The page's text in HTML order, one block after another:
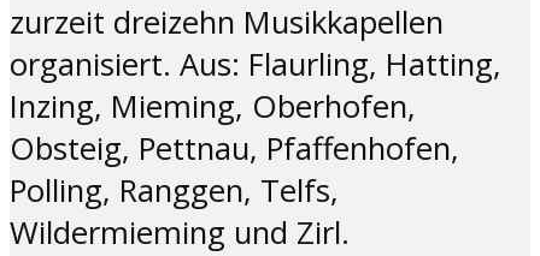
zurzeit dreizehn Musikkapellen
organisiert. Aus: Flaurling, Hatting,
Inzing, Mieming, Oberhofen,
Obsteig, Pettnau, Pfaffenhofen,
Polling, Ranggen, Telfs,
Wildermieming und Zirl.